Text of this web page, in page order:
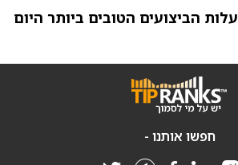
הביצועים הטובים ביותר היום
חפשו אותנו -